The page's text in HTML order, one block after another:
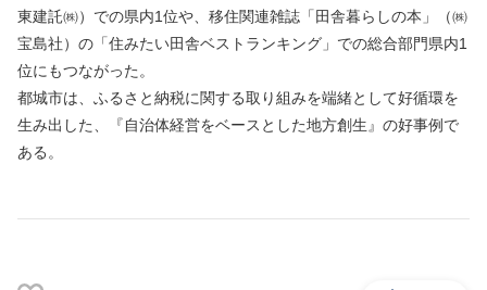
東建託㈱）での県内1位や、移住関連雑誌「田舎暮らしの本」（㈱
宝島社）の「住みたい田舎ベストランキング」での総合部門県内1
位にもつながった。
都城市は、ふるさと納税に関する取り組みを端緒として好循環を
生み出した、『自治体経営をベースとした地方創生』の好事例で
ある。